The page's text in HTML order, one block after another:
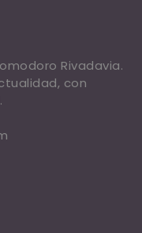
Rivadavia.
con